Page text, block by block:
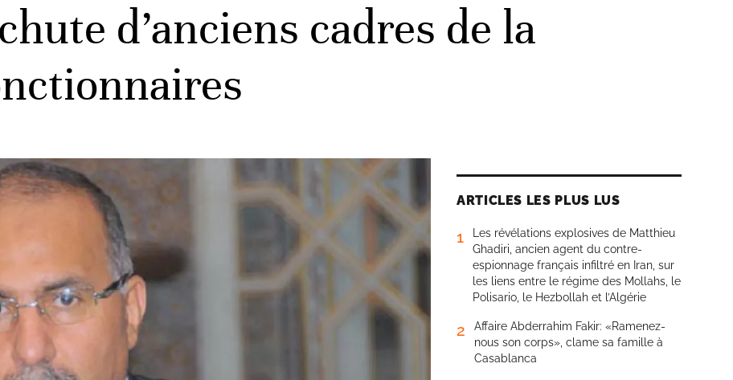
d’anciens cadres de la
ARTICLES LES PLUS LUS
1
Les révélations explosives de Matthieu
Ghadiri, ancien agent du contre-
espionnage français infiltré en Iran, sur
les liens entre le régime des Mollahs, le
Polisario, le Hezbollah et l’Algérie
2
Affaire Abderrahim Fakir: «Ramenez-
nous son corps», clame sa famille à
Casablanca